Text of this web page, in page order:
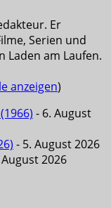
Er
Serien und
Laden am Laufen.
anzeigen)
- 6. August
- 5. August 2026
2026